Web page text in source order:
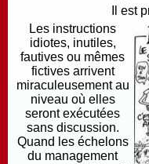
Il est
Les instructions
idiotes, inutiles,
fautives ou mêmes
fictives arrivent
miraculeusement au
niveau où elles
seront exécutées
sans discussion.
Quand les échelons
du management